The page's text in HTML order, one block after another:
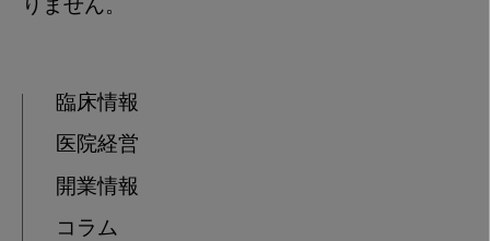
りません。
臨床情報
医院経営
開業情報
コラム